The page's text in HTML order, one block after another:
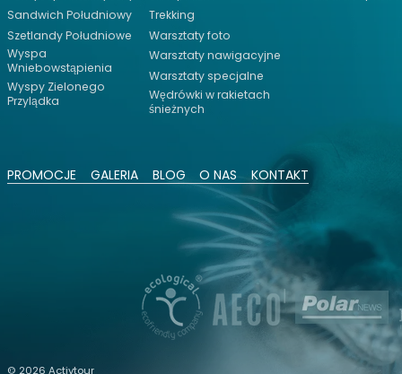
Sandwich Południowy
Szetlandy Południowe
Wyspa
Wniebowstąpienia
Wyspy Zielonego
Przylądka
Trekking
Warsztaty foto
Warsztaty nawigacyjne
Warsztaty specjalne
Wędrówki w rakietach
śnieżnych
PROMOCJE GALERIA BLOG O NAS KONTAKT
© 2026 Activtour